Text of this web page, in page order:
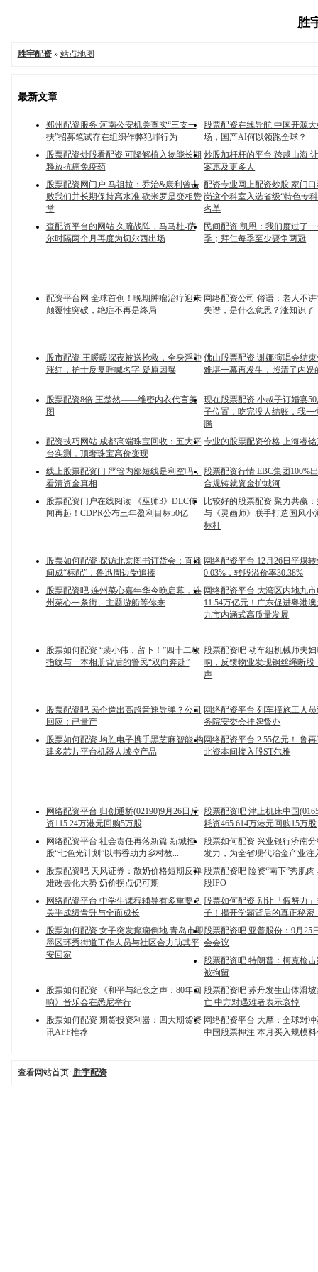
胜
胜宇配资» 站点地图
最新文章
郑州配资服务 河南公安机关查实“三支一
扶”招募笔试存在组织作弊犯罪行为
股票配资在线导航 中国开源
场，国产AI何以领跑全球？
股票配资炒股看配资 可降解植入物能长期
释放抗癌免疫药
炒股加杆杆的平台 跨越山海
案惠及更多人
股票配资网门户 马祖拉：乔治&康利曾击
败我们并长期保持高水准 砍米罗是变相赞
赏
配资专业网上配资炒股 家门
岗这个科室入选省级“特色专
名单
查配资平台的网站 久疏战阵，马马杜-萨
尔时隔两个月再度为切尔西出场
民间配资 凯恩：我们度过了
季；拜仁每季至少要争两冠
配资平台网 全球首创！晚期肿瘤治疗迎来
颠覆性突破，绝症不再是终局
网络配资公司 俗语：老人不
失谱，是什么意思？涨知识了
股市配资 王暖暖深夜被送抢救，全身浮肿
涨红，护士反复呼喊名字 疑原因曝
佛山股票配资 谢娜演唱会结
难堪一幕再发生，照清了内娱
股票配资8倍 王楚然——维密内衣代言美
图
现在股票配资 小叔子订婚宴
子位置，吃完没人结账，我一
腾
配资技巧网站 成都高端珠宝回收：五大平
台实测，顶奢珠宝高价变现
专业的股票配资价格 上海睿
线上股票配资门 严管内部短线是利空吗，
看清资金真相
股票配资行情 EBC集团100%
合规铸就资金护城河
股票配资门户在线阅读 《巫师3》DLC传
闻再起！CDPR公布三年盈利目标50亿
比较好的股票配资 聚力共赢
与《灵画师》联手打造国风小
标杆
股票如何配资 探访北京图书订货会：直播
间成“标配”，鲁迅周边受追捧
网络配资平台 12月26日平煤
0.03%，转股溢价率30.38%
股票配资吧 连州菜心嘉年华今晚启幕，连
州菜心一条街、主题游船等你来
网络配资平台 大湾区内地九
11.54万亿元！广东促进粤港
九市内涵式高质量发展
股票如何配资 “裴小伟，留下！”四十二枚
指纹与一本相册背后的警民“双向奔赴”
股票配资吧 动车组机械师夫
响，反馈物业发现钢丝绳断股
声
股票配资吧 民企造出高超音速导弹？公司
回应：已量产
网络配资平台 列车撞施工人
务院安委会挂牌督办
股票如何配资 均胜电子携手黑芝麻智能 构
建多芯片平台机器人域控产品
网络配资平台 2.55亿元！ 鲁
北资本间接入股ST尔雅
网络配资平台 归创通桥(02190)9月26日斥
资115.24万港元回购5万股
股票配资吧 津上机床中国
耗资465.614万港元回购15万股
网络配资平台 社会责任再落新篇 新城控
股“七色光计划”以书香助力乡村教...
股票如何配资 兴业银行济南分
发力，为全省现代冶金产业注
股票配资吧 天风证券：散奶价格短期反弹
难改去化大势 奶价拐点仍可期
股票配资吧 险资“南下”秀肌
股IPO
网络配资平台 中学生课程辅导有多重要？
关乎成绩晋升与全面成长
股票如何配资 别让「假努力
子！揭开学霸背后的真正秘
股票如何配资 女子突发癫痫倒地 青岛市即
墨区环秀街道工作人员与社区合力助其平
安回家
股票配资吧 亚普股份：9月25
会会议
股票配资吧 特朗普：柯克枪
被拘留
股票如何配资 《和平与纪念之声：80年回
响》音乐会在悉尼举行
股票配资吧 苏丹发生山体滑
亡 中方对遇难者表示哀悼
股票如何配资 期货投资利器：四大期货资
讯APP推荐
网络配资平台 大摩：全球对
中国股票押注 本月买入规模
查看网站首页: 胜宇配资